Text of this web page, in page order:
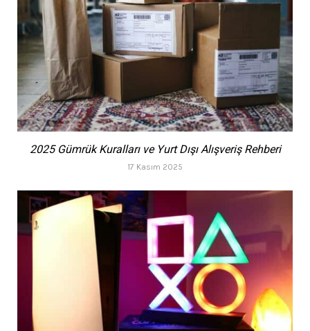
2025 Gümrük Kuralları ve Yurt Dışı Alışveriş Rehberi
17 Kasım 2025